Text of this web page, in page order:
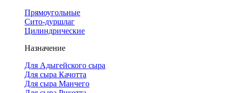
Прямоугольные
Сито-дуршлаг
Цилиндрические
Назначение
Для Адыгейского сыра
Для сыра Качотта
Для сыра Манчего